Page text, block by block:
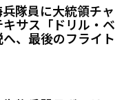
隊員に大統領チャ
サス「ドリル・ベ
、最後のフライト